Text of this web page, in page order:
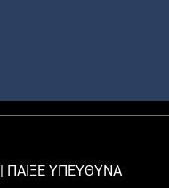
ΠΑΙΞΕ ΥΠΕΥΘΥΝΑ